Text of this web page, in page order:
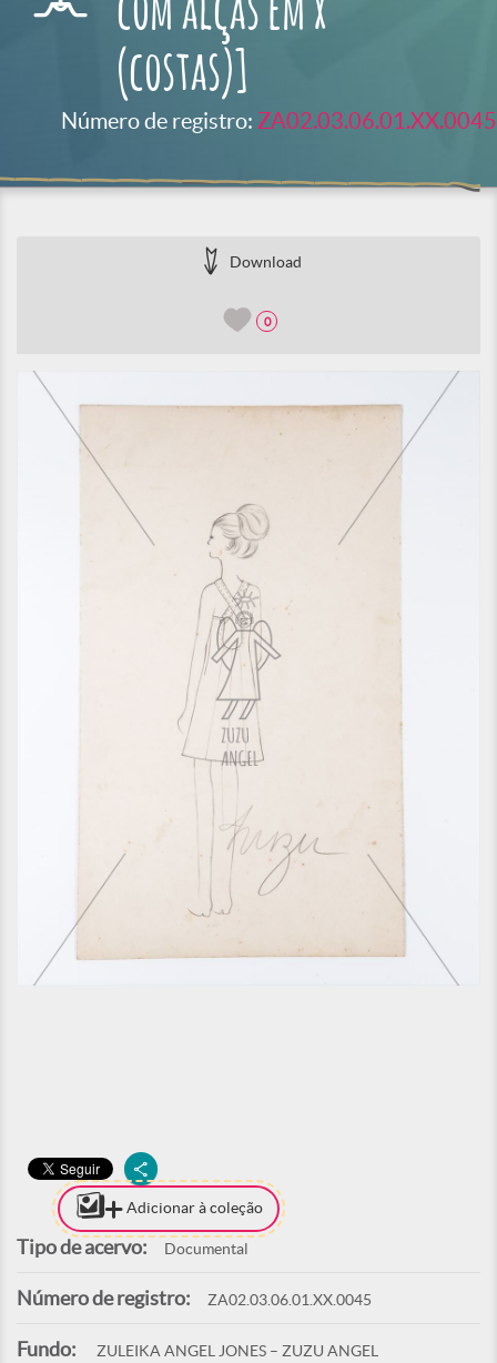
com alças em x
(costas)]
Número de registro: ZA02.03.06.01.XX.0045
Download
0
Adicionar à coleção
Tipo de acervo: Documental
Número de registro: ZA02.03.06.01.XX.0045
Fundo: ZULEIKA ANGEL JONES – ZUZU ANGEL